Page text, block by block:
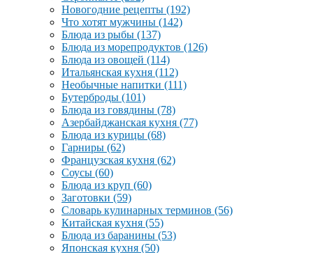
Новогодние рецепты (192)
Что хотят мужчины (142)
Блюда из рыбы (137)
Блюда из морепродуктов (126)
Блюда из овощей (114)
Итальянская кухня (112)
Необычные напитки (111)
Бутерброды (101)
Блюда из говядины (78)
Азербайджанская кухня (77)
Блюда из курицы (68)
Гарниры (62)
Французская кухня (62)
Соусы (60)
Блюда из круп (60)
Заготовки (59)
Словарь кулинарных терминов (56)
Китайская кухня (55)
Блюда из баранины (53)
Японская кухня (50)